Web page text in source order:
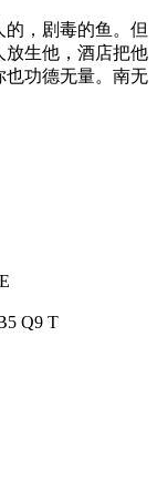
，剧毒的鱼。但
放生他，酒店把他
也功德无量。南无
Q9 T